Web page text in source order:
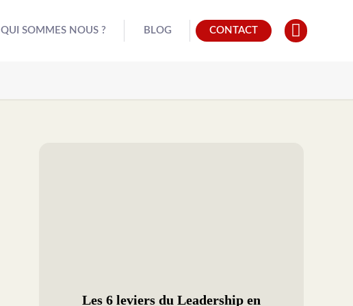
QUI SOMMES NOUS ? BLOG CONTACT
Les 6 leviers du Leadership en